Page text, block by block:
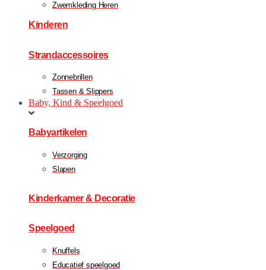
Zwemkleding Heren
Kinderen
Strandaccessoires
Zonnebrillen
Tassen & Slippers
Baby, Kind & Speelgoed
Babyartikelen
Verzorging
Slapen
Kinderkamer & Decoratie
Speelgoed
Knuffels
Educatief speelgoed